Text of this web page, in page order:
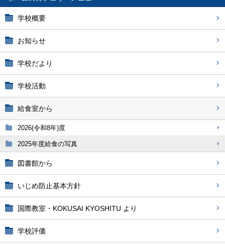
学校概要
お知らせ
学校だより
学校活動
給食室から
2026(令和8年)度
2025年度給食の写真
図書館から
いじめ防止基本方針
国際教室・KOKUSAI KYOSHITU より
学校評価